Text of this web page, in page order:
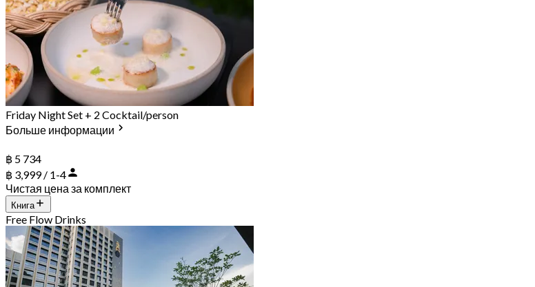
Friday Night Set + 2 Cocktail/person
Больше информации
฿ 5 734
฿ 3,999 / 1-4
Чистая цена за комплект
Книга
Free Flow Drinks